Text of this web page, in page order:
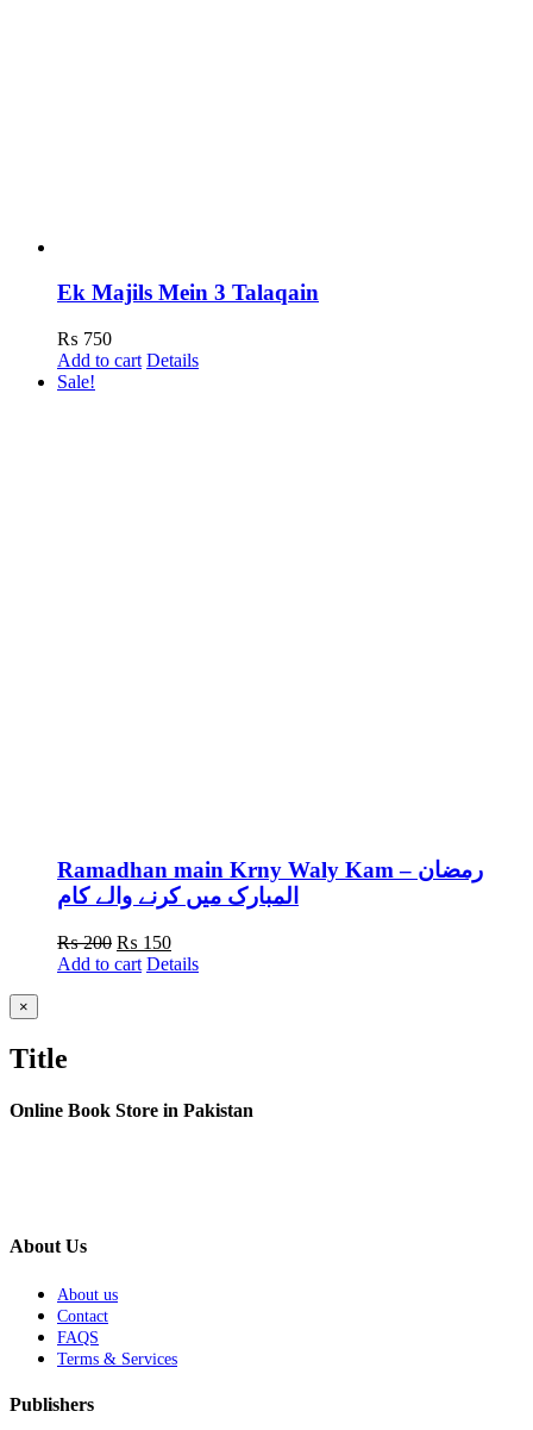
Ek Majils Mein 3 Talaqain
₨ 750
Add to cart Details
Sale!
Ramadhan main Krny Waly Kam – رمضان
المبارک میں کرنے والے کام
₨200 Original
price
₨ 150Current
price
Add to cart Details
Close
product
view
×
Title
Online Book Store in Pakistan
About Us
About us
Contact
FAQS
Terms & Services
Publishers